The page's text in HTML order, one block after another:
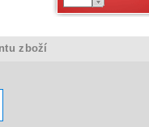
zboží